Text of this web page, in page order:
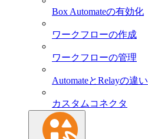
Box Automateの有効化
ワークフローの作成
ワークフローの管理
AutomateとRelayの違い
カスタムコネクタ